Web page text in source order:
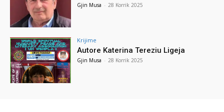
Gjin Musa - 28 Korrik 2025
Krijime
Autore Katerina Tereziu Ligeja
Gjin Musa - 28 Korrik 2025